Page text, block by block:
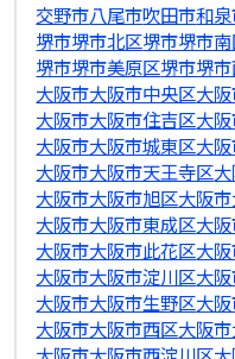
交野市八尾市吹田市和
堺市堺市北区堺市堺市
堺市堺市美原区堺市堺
大阪市大阪市中央区大
大阪市大阪市住吉区大
大阪市大阪市城東区大
大阪市大阪市天王寺区
大阪市大阪市旭区大阪
大阪市大阪市東成区大
大阪市大阪市此花区大
大阪市大阪市淀川区大
大阪市大阪市生野区大
大阪市大阪市西区大阪